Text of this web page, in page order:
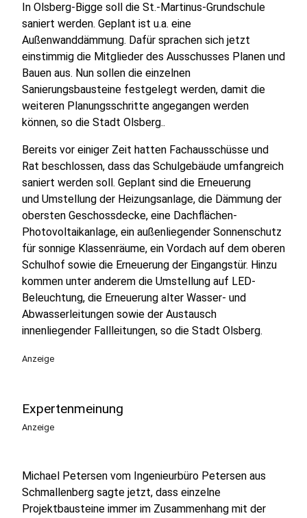
In Olsberg-Bigge soll die St.-Martinus-Grundschule
saniert werden. Geplant ist u.a. eine
Außenwanddämmung. Dafür sprachen sich jetzt
einstimmig die Mitglieder des Ausschusses Planen und
Bauen aus. Nun sollen die einzelnen
Sanierungsbausteine festgelegt werden, damit die
weiteren Planungsschritte angegangen werden
können, so die Stadt Olsberg..
Bereits vor einiger Zeit hatten Fachausschüsse und
Rat beschlossen, dass das Schulgebäude umfangreich
saniert werden soll. Geplant sind die Erneuerung
und Umstellung der Heizungsanlage, die Dämmung der
obersten Geschossdecke, eine Dachflächen-
Photovoltaikanlage, ein außenliegender Sonnenschutz
für sonnige Klassenräume, ein Vordach auf dem oberen
Schulhof sowie die Erneuerung der Eingangstür. Hinzu
kommen unter anderem die Umstellung auf LED-
Beleuchtung, die Erneuerung alter Wasser- und
Abwasserleitungen sowie der Austausch
innenliegender Fallleitungen, so die Stadt Olsberg.
Anzeige
Expertenmeinung
Anzeige
Michael Petersen vom Ingenieurbüro Petersen aus
Schmallenberg sagte jetzt, dass einzelne
Projektbausteine immer im Zusammenhang mit der